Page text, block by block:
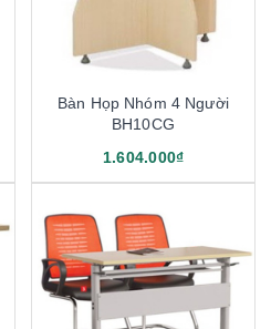
Bàn Họp Nhóm 4 Người
BH10CG
1.604.000₫